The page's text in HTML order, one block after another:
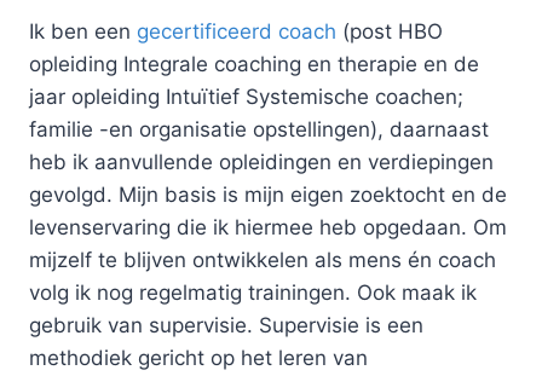
Ik ben een gecertificeerd coach (post HBO
opleiding Integrale coaching en therapie en de
jaar opleiding Intuïtief Systemische coachen;
familie -en organisatie opstellingen), daarnaast
heb ik aanvullende opleidingen en verdiepingen
gevolgd. Mijn basis is mijn eigen zoektocht en de
levenservaring die ik hiermee heb opgedaan. Om
mijzelf te blijven ontwikkelen als mens én coach
volg ik nog regelmatig trainingen. Ook maak ik
gebruik van supervisie. Supervisie is een
methodiek gericht op het leren van